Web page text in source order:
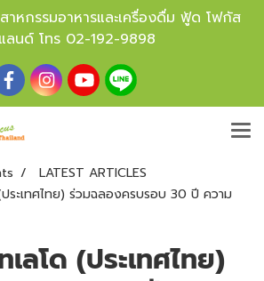
าหกรรมอาหารและเครื่องดื่ม ฟู้ด โฟกัส
ลนด์ โทร 02-192-9898
LATEST ARTICLES
ประเทศไทย) ร่วมฉลองครบรอบ 30 ปี ความ
เลโด (ประเทศไทย)